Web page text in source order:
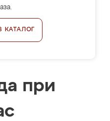
КАТАЛОГ
при